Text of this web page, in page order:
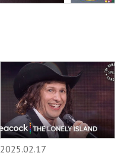
2025.02.17